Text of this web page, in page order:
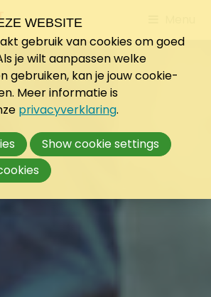
to
WEBSITE
gebruik van cookies om goed
je wilt aanpassen welke
gebruiken, kan je jouw cookie-
Meer informatie is
privacyverklaring.
Show cookie settings